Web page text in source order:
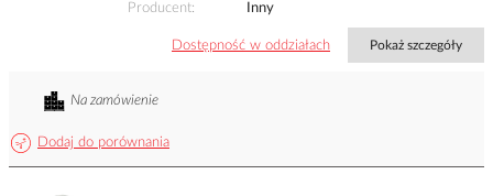
Producent
Inny
Dostępność w oddziałach Pokaż szczegóły
Dodaj do porównania
Na zamówienie